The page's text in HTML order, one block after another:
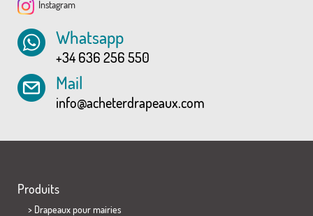
Instagram
Whatsapp
+34 636 256 550
Mail
info@acheterdrapeaux.com
Produits
> Drapeaux pour mairies